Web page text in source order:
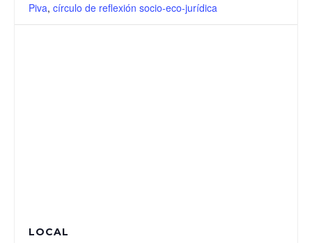
Piva, círculo de reflexión socio-eco-jurídica
LOCAL